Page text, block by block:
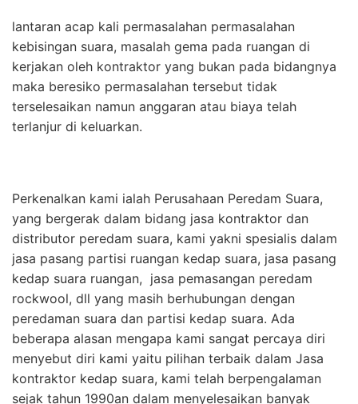
lantaran acap kali permasalahan permasalahan
kebisingan suara, masalah gema pada ruangan di
kerjakan oleh kontraktor yang bukan pada bidangnya
maka beresiko permasalahan tersebut tidak
terselesaikan namun anggaran atau biaya telah
terlanjur di keluarkan.
Perkenalkan kami ialah Perusahaan Peredam Suara,
yang bergerak dalam bidang jasa kontraktor dan
distributor peredam suara, kami yakni spesialis dalam
jasa pasang partisi ruangan kedap suara, jasa pasang
kedap suara ruangan, jasa pemasangan peredam
rockwool, dll yang masih berhubungan dengan
peredaman suara dan partisi kedap suara. Ada
beberapa alasan mengapa kami sangat percaya diri
menyebut diri kami yaitu pilihan terbaik dalam Jasa
kontraktor kedap suara, kami telah berpengalaman
sejak tahun 1990an dalam menyelesaikan banyak